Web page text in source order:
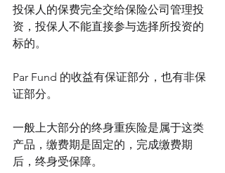
投保人的保费完全交给保险公司管理投
资，投保人不能直接参与选择所投资的
标的。
Par Fund 的收益有保证部分，也有非保
证部分。
一般上大部分的终身重疾险是属于这类
产品，缴费期是固定的，完成缴费期
后，终身受保障。